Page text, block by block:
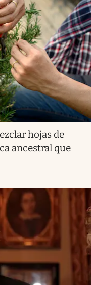
hojas de
ancestral que